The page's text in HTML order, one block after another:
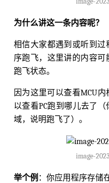
为什么讲这一条内容呢？
相信大家都遇到或听到
序跑飞，这里讲的内容
跑飞状态。
因为这里可以查看MCU
以查看PC跑到哪儿去了
域，说明跑飞了）。
image-
举个例 ：你应用程序存储